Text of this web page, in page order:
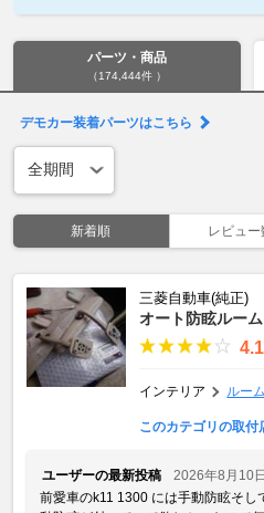
パーツ・商品
（174,444件 ）
デモカー装着パーツはこちら
新着順 レビュ
三菱自動車(純正)
オート防眩ルー
インテリア ルー
このカテゴリの取付
ユーザーの最新投稿
2026年8月10日
前愛車のk11 1300 には手動防眩そし